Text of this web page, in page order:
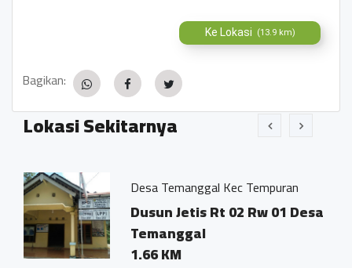
Ke Lokasi (13.9 km)
Bagikan:
Lokasi Sekitarnya
Desa Temanggal Kec Tempuran
Dusun Jetis Rt 02 Rw 01 Desa
Temanggal
1.66 KM